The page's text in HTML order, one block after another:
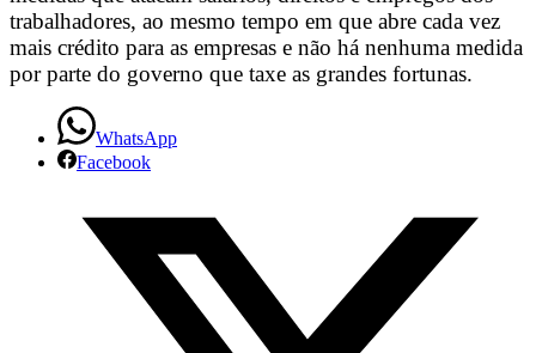
e
a
Intersindical
está
campanha
exigindo
trabalhadores, ao mesmo tempo em que abre cada vez
mais crédito para as empresas e não há nenhuma medida
por parte do governo que taxe as grandes fortunas.
WhatsApp
Facebook